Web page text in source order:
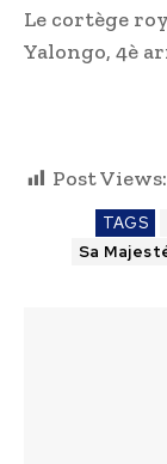
Le cortège
Yalongo, 4è
Post Views:
TAGS
Sa